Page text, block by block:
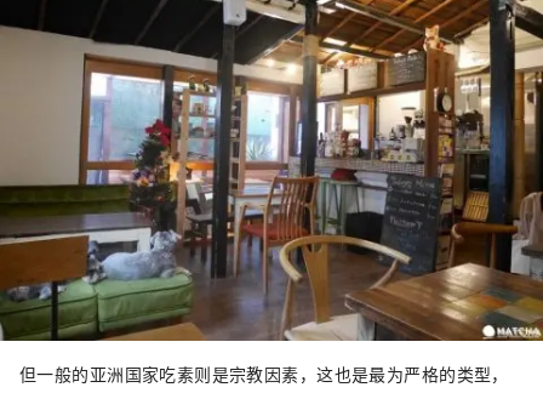
但一般的亚洲国家吃素则是宗教因素，这也是最为严格的类型，